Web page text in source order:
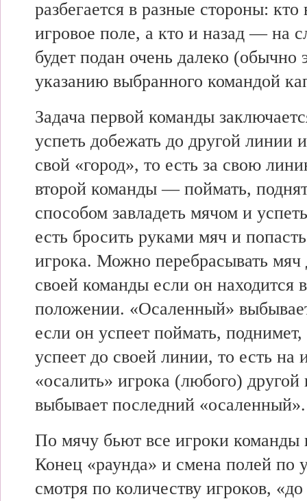
разбегается в разные стороны: кто
игровое поле, а кто и назад — на
будет подан очень далеко (обычно
указанию выбранного командой
Задача первой команды
успеть добежать до другой линии
свой «город», то есть за свою
второй команды — поймать,
способом завладеть мячом и
есть бросить руками мяч и
игрока. Можно перебрасывать мяч
своей команды если он находится
положении. «Осаленный»
если он успеет поймать,
успеет до своей линии, то есть на
«осалить» игрока (любого)
выбывает последний «осаленный».
По мячу бьют все игроки команды
Конец «раунда» и смена полей по
смотря по количеству игроков, «до